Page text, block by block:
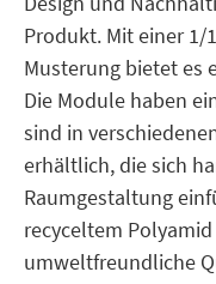
Produkt. Mit einer 1/
Musterung bietet es
Die Module haben
sind in
erhältlich, die sich
Raumgestaltung
recyceltem
umweltfreundliche